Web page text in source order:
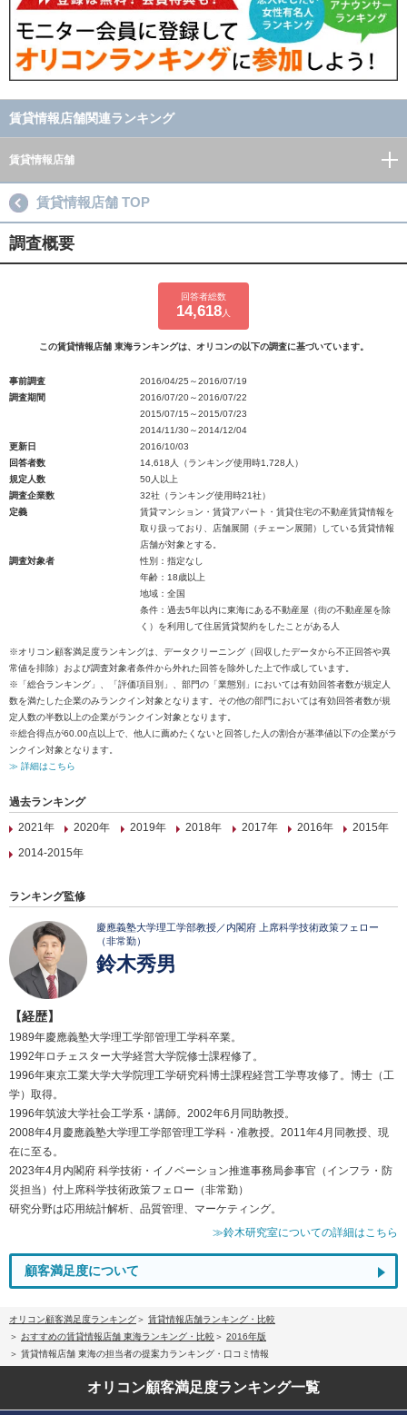
賃貸情報店舗関連ランキング
賃貸情報店舗
賃貸情報店舗 TOP
調査概要
回答者総数
14,618 人
この賃貸情報店舗 東海ランキングは、オリコンの以下の調査に基づいています。
事前調査
2016/04/25～2016/07/19
調査期間
2016/07/20～2016/07/22
2015/07/15～2015/07/23
2014/11/30～2014/12/04
更新日
2016/10/03
回答者数
14,618人（ランキング使用時1,728人）
規定人数
50人以上
調査企業数
32社（ランキング使用時21社）
定義
賃貸マンション・賃貸アパート・賃貸住宅の不動産賃貸情報を
取り扱っており、店舗展開（チェーン展開）している賃貸情報
店舗が対象とする。
調査対象者
性別：指定なし
年齢：18歳以上
地域：全国
条件：過去5年以内に東海にある不動産屋（街の不動産屋を除
く）を利用して住居賃貸契約をしたことがある人
※オリコン顧客満足度ランキングは、データクリーニング（回収したデータから不正回答や異
常値を排除）および調査対象者条件から外れた回答を除外した上で作成しています。
※「総合ランキング」、「評価項目別」、部門の「業態別」においては有効回答者数が規定人
数を満たした企業のみランクイン対象となります。その他の部門においては有効回答者数が規
定人数の半数以上の企業がランクイン対象となります。
※総合得点が60.00点以上で、他人に薦めたくないと回答した人の割合が基準値以下の企業がラ
ンクイン対象となります。
≫ 詳細はこちら
過去ランキング
2021年
2020年 2019年 2018年 2017年 2016年
2015年
2014-2015年
ランキング監修
慶應義塾大学理工学部教授／内閣府 上席科学技術政策フェロー
（非常勤）
鈴木秀男
【経歴】
1989年慶應義塾大学理工学部管理工学科卒業。
1992年ロチェスター大学経営大学院修士課程修了。
1996年東京工業大学大学院理工学研究科博士課程経営工学専攻修了。博士（工
学）取得。
1996年筑波大学社会工学系・講師。2002年6月同助教授。
2008年4月慶應義塾大学理工学部管理工学科・准教授。2011年4月同教授、現
在に至る。
2023年4月内閣府 科学技術・イノベーション推進事務局参事官（インフラ・防
災担当）付上席科学技術政策フェロー（非常勤）
研究分野は応用統計解析、品質管理、マーケティング。
≫鈴木研究室についての詳細はこちら
顧客満足度について
オリコン顧客満足度ランキング
賃貸情報店舗ランキング・比較
おすすめの賃貸情報店舗 東海ランキング・比較
2016年版
賃貸情報店舗 東海の担当者の提案力ランキング・口コミ情報
オリコン顧客満足度ランキング一覧